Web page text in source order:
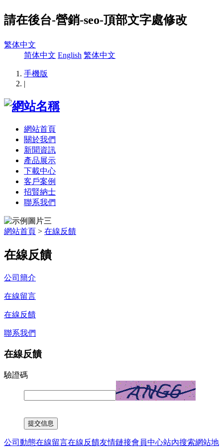
請在後台-營銷-seo-頂部文字處修改
繁体中文
简体中文 English 繁体中文
手機版
|
網站首頁
關於我們
新聞資訊
產品展示
下載中心
客戶案例
招賢納士
聯系我們
網站首頁 > 在線反饋
在線反饋
公司簡介
在線留言
在線反饋
聯系我們
在線反饋
驗證碼
公司動態在線留言在線反饋友情鏈接會員中心站內搜索網站地